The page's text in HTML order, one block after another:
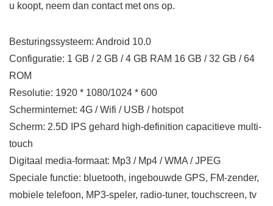
u koopt, neem dan contact met ons op.
Besturingssysteem: Android 10.0
Configuratie: 1 GB / 2 GB / 4 GB RAM 16 GB / 32 GB / 64
ROM
Resolutie: 1920 * 1080/1024 * 600
Scherminternet: 4G / Wifi / USB / hotspot
Scherm: 2.5D IPS gehard high-definition capacitieve multi-
touch
Digitaal media-formaat: Mp3 / Mp4 / WMA / JPEG
Speciale functie: bluetooth, ingebouwde GPS, FM-zender,
mobiele telefoon, MP3-speler, radio-tuner, touchscreen, tv